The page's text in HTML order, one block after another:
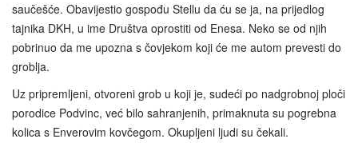
saučešće. Obavijestio gospođu Stellu da ću se ja, na prijedlog
tajnika DKH, u ime Društva oprostiti od Enesa. Neko se od njih
pobrinuo da me upozna s čovjekom koji će me autom prevesti do
groblja.
Uz pripremljeni, otvoreni grob u koji je, sudeći po nadgrobnoj ploči
porodice Podvinc, već bilo sahranjenih, primaknuta su pogrebna
kolica s Enverovim kovčegom. Okupljeni ljudi su čekali.